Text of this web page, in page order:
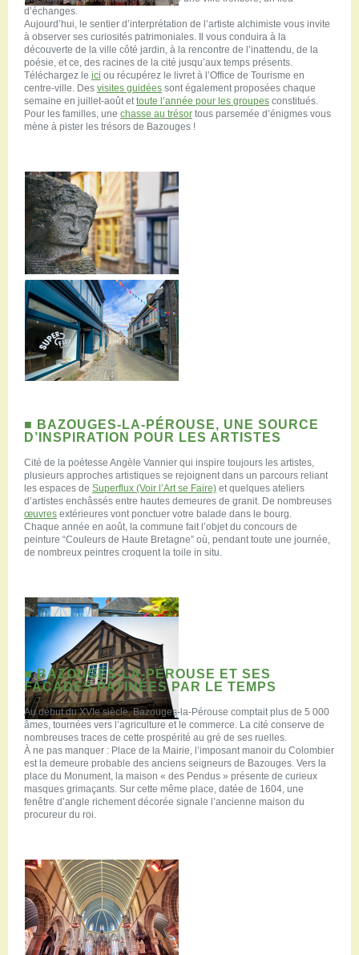
d’échanges.
Aujourd’hui, le sentier d’interprétation de l’artiste alchimiste vous invite
à observer ses curiosités patrimoniales. Il vous conduira à la
découverte de la ville côté jardin, à la rencontre de l’inattendu, de la
poésie, et ce, des racines de la cité jusqu’aux temps présents.
Téléchargez le ici ou récupérez le livret à l’Office de Tourisme en
centre-ville. Des visites guidées sont également proposées chaque
semaine en juillet-août ettoute l’année pour les groupes constitués.
Pour les familles, une chasse au trésor tous parsemée d’énigmes vous
mène à pister les trésors de Bazouges !
■ BAZOUGES-LA-PÉROUSE, UNE SOURCE
D’INSPIRATION POUR LES ARTISTES
Cité de la poétesse Angèle Vannier qui inspire toujours les artistes,
plusieurs approches artistiques se rejoignent dans un parcours reliant
les espaces de Superflux (Voir l’Art se Faire) et quelques ateliers
d’artistes enchâssés entre hautes demeures de granit. De nombreuses
œuvres extérieures vont ponctuer votre balade dans le bourg.
Chaque année en août, la commune fait l’objet du concours de
peinture “Couleurs de Haute Bretagne” où, pendant toute une journée,
de nombreux peintres croquent la toile in situ.
■ BAZOUGES-LA-PÉROUSE ET SES
FAÇADES PATINÉES PAR LE TEMPS
Au début du XVIe siècle, Bazouges-la-Pérouse comptait plus de 5 000
âmes, tournées vers l’agriculture et le commerce. La cité conserve de
nombreuses traces de cette prospérité au gré de ses ruelles.
À ne pas manquer : Place de la Mairie, l’imposant manoir du Colombier
est la demeure probable des anciens seigneurs de Bazouges. Vers la
place du Monument, la maison « des Pendus » présente de curieux
masques grimaçants. Sur cette même place, datée de 1604, une
fenêtre d’angle richement décorée signale l’ancienne maison du
procureur du roi.